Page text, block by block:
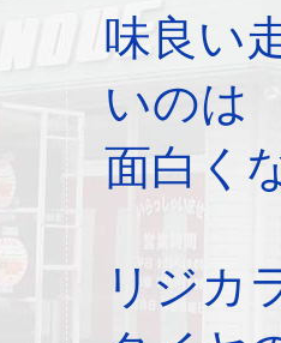
味良い
いのは
面白く
リジカ